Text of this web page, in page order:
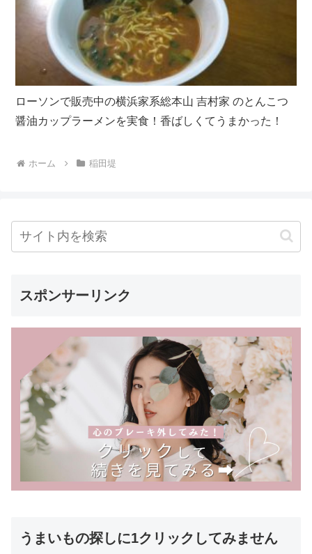
ローソンで販売中の横浜家系総本山 吉村家 のとんこつ
醤油カップラーメンを実食！香ばしくてうまかった！
ホーム 稲田堤
スポンサーリンク
うまいもの探しに1クリックしてみません